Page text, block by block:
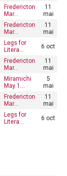
Fredericton
Mar…
11
mai
Fredericton
Mar…
11
mai
Legs for
Litera…
6 oct
Fredericton
Mar…
11
mai
Miramichi
May 1…
5
mai
Fredericton
Mar…
11
mai
Legs for
Litera…
6 oct